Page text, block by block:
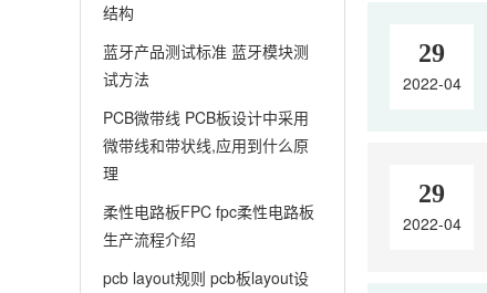
结构
蓝牙产品测试标准 蓝牙模块测
试方法
PCB微带线 PCB板设计中采用
微带线和带状线,应用到什么原
理
柔性电路板FPC fpc柔性电路板
生产流程介绍
pcb layout规则 pcb板layout设
29
2022-04
29
2022-04